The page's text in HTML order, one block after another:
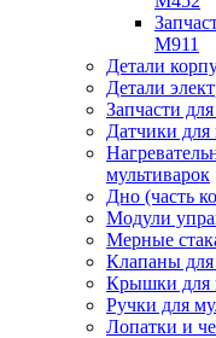
M911
Детали
Детали
Запчасти
Датчики для
мультиварок
Дно (часть
Модули
Мерные
Клапаны для
Крышки для
Ручки для
Лопатки и